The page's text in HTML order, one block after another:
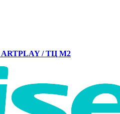
/ ТЦ М2